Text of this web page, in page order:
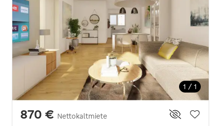
1 / 1
870 € Nettokaltmiete